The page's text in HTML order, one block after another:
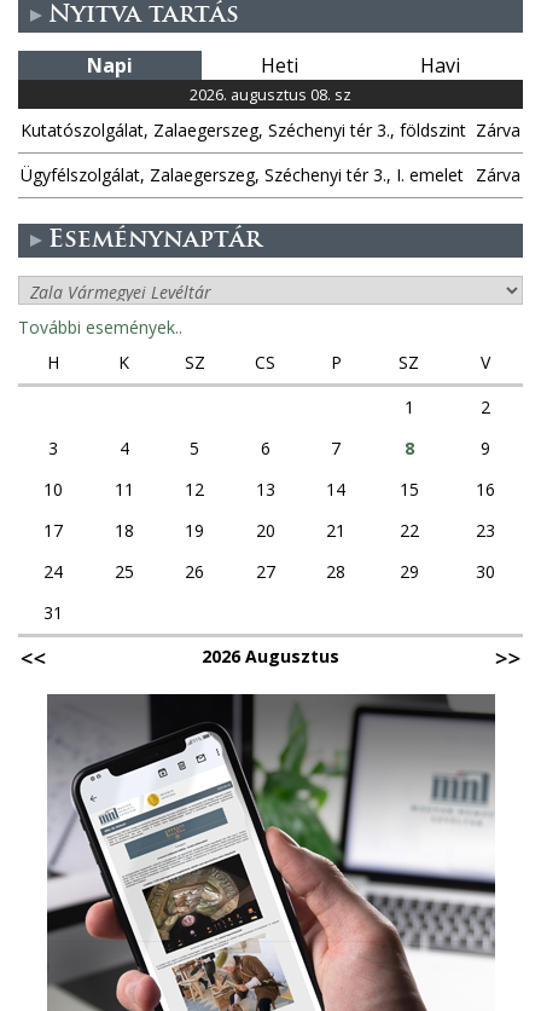
Nyitva tartás
Napi Heti Havi
2026. augusztus 08. sz
Kutatószolgálat, Zalaegerszeg, Széchenyi tér 3., földszint Zárva
Ügyfélszolgálat, Zalaegerszeg, Széchenyi tér 3., I. emelet Zárva
Eseménynaptár
További események..
H
K SZ CS P SZ
V
1
2
3
4 5 6 7 8
9
10
11 12 13 14 15
16
17
18 19 20 21 22
23
24
25 26 27 28 29
30
31
2026 Augusztus